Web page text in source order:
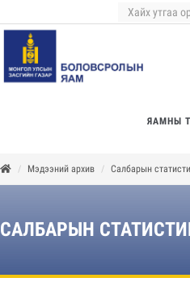
ЯАМНЫ
Мэдээний архив Салбарын
САЛБАРЫН